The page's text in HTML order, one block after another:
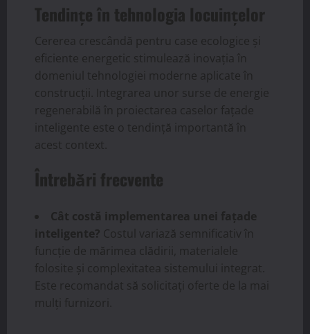
Tendințe în tehnologia locuințelor
Cererea crescândă pentru case ecologice și
eficiente energetic stimulează inovația în
domeniul tehnologiei moderne aplicate în
construcții. Integrarea unor surse de energie
regenerabilă în proiectarea caselor fațade
inteligente este o tendință importantă în
acest context.
Întrebări frecvente
Cât costă implementarea unei fațade
inteligente? Costul variază semnificativ în
funcție de mărimea clădirii, materialele
folosite și complexitatea sistemului integrat.
Este recomandat să solicitați oferte de la mai
mulți furnizori.